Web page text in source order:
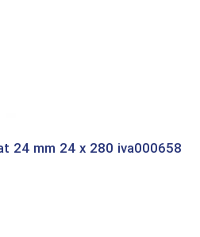
24 mm 24 x 280 iva000658